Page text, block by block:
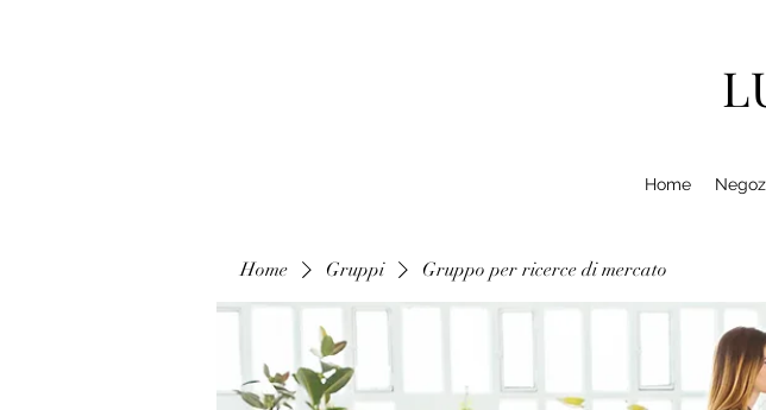
Home
Home Gruppi Gruppo per ricerce di mercato